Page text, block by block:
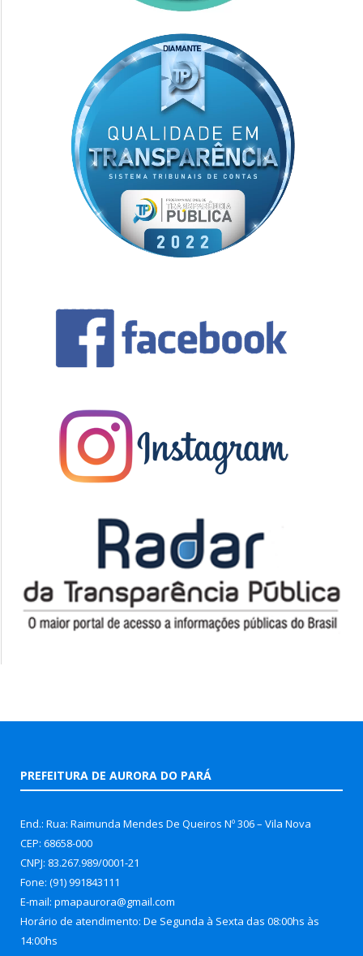
PREFEITURA DE AURORA DO PARÁ
End.: Rua: Raimunda Mendes De Queiros Nº 306 – Vila Nova
CEP: 68658-000
CNPJ: 83.267.989/0001-21
Fone: (91) 991843111
E-mail: pmapaurora@gmail.com
Horário de atendimento: De Segunda à Sexta das 08:00hs às
14:00hs